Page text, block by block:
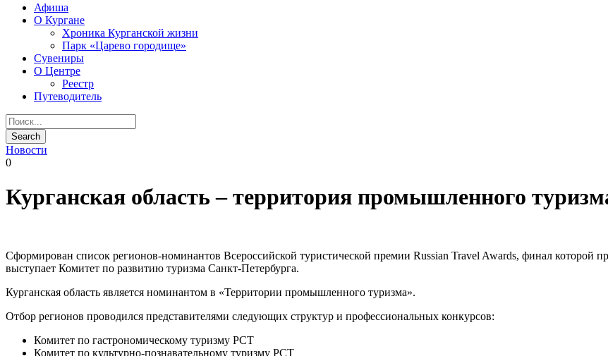
Афиша
О Кургане
Хроника Курганской жизни
Парк «Царево городище»
Сувениры
О Центре
Реестр
Путеводитель
Новости
0
Курганская область – территория промышленного
Сформирован список регионов-номинантов Всероссийской туристической премии Russian Travel Awards, финал которой
выступает Комитет по развитию туризма Санкт-Петербурга.
Курганская область является номинантом в «Территории промышленного туризма».
Отбор регионов проводился представителями следующих структур и профессиональных конкурсов:
Комитет по гастрономическому туризму РСТ
Комитет по культурно-познавательному туризму РСТ